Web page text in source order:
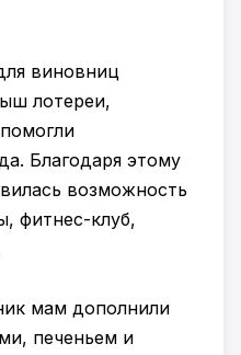
виновниц
лотереи,
Благодаря этому
возможность
фитнес-клуб,
мам дополнили
печеньем и